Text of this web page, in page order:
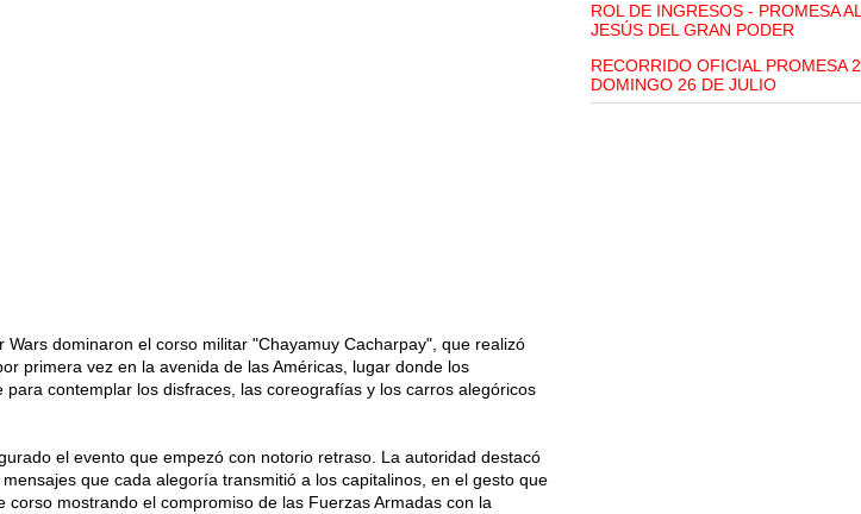
dominaron el corso militar "Chayamuy Cacharpay", que realizó
primera vez en la avenida de las Américas, lugar donde los
contemplar los disfraces, las coreografías y los carros alegóricos
el evento que empezó con notorio retraso. La autoridad destacó
que cada alegoría transmitió a los capitalinos, en el gesto que
corso mostrando el compromiso de las Fuerzas Armadas con la
ROL DE INGRESOS - PROMESA
JESÚS DEL GRAN PODER
RECORRIDO OFICIAL PROMESA
DOMINGO 26 DE JULIO